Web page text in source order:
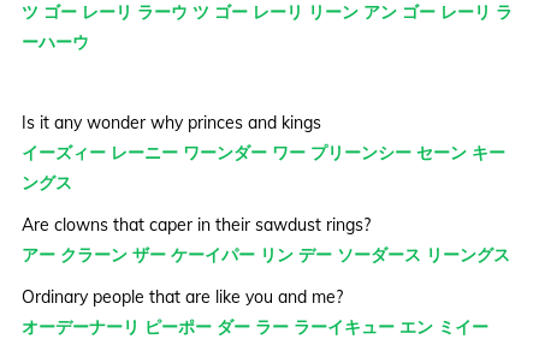
ツ ゴー レーリ ラーウ ツ ゴー レーリ リーン アン ゴー レーリ ラ
ーハーウ
Is it any wonder why princes and kings
イーズィー レーニー ワーンダー ワー プリーンシー セーン キー
ングス
Are clowns that caper in their sawdust rings?
アー クラーン ザー ケーイパー リン デー ソーダース リーングス
Ordinary people that are like you and me?
オーデーナーリ ピーポー ダー ラー ラーイキュー エン ミイー